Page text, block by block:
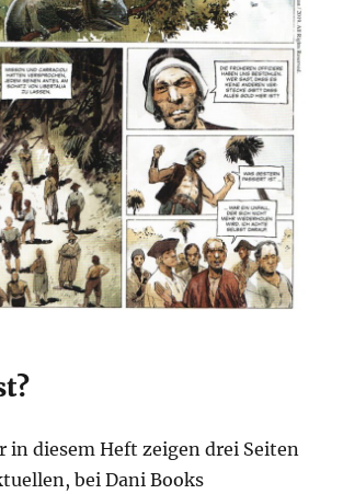
in diesem Heft zeigen drei Seiten
bei Dani Books